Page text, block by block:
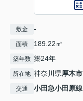
敷金 -
面積 189.22㎡
築年数 築24年
所在地 神奈川県厚木市
交通 小田急小田原線